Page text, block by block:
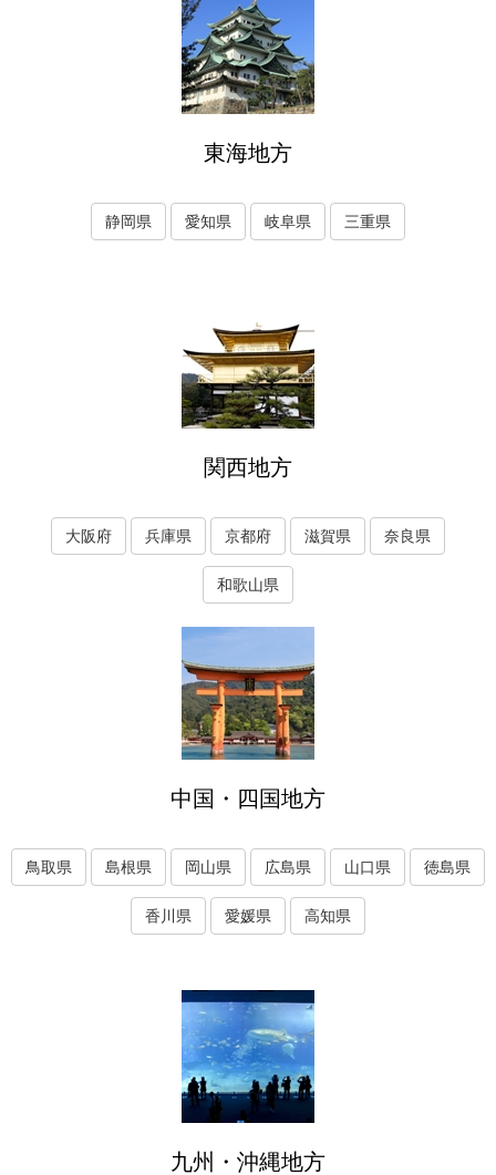
東海地方
静岡県 愛知県 岐阜県 三重県
関西地方
大阪府 兵庫県 京都府 滋賀県 奈良県
和歌山県
中国・四国地方
鳥取県 島根県 岡山県 広島県 山口県 徳島県
香川県 愛媛県 高知県
九州・沖縄地方